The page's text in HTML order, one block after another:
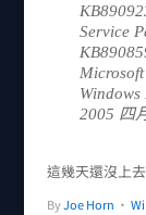
Service
2005 四
這幾天還沒上
ByJoe Horn •